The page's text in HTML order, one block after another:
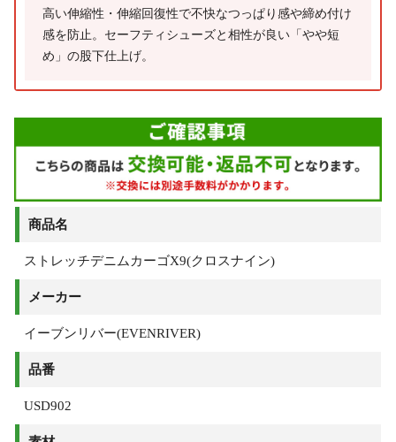
高い伸縮性・伸縮回復性で不快なつっぱり感や締め付け
感を防止。セーフティシューズと相性が良い「やや短
め」の股下仕上げ。
商品名
ストレッチデニムカーゴX9(クロスナイン)
メーカー
イーブンリバー(EVENRIVER)
品番
USD902